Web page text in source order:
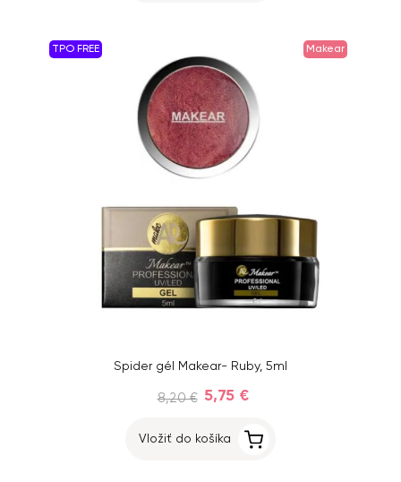
TPO FREE Makear
Spider gél Makear- Ruby, 5ml
8,20 € 5,75 €
Vložiť do košíka